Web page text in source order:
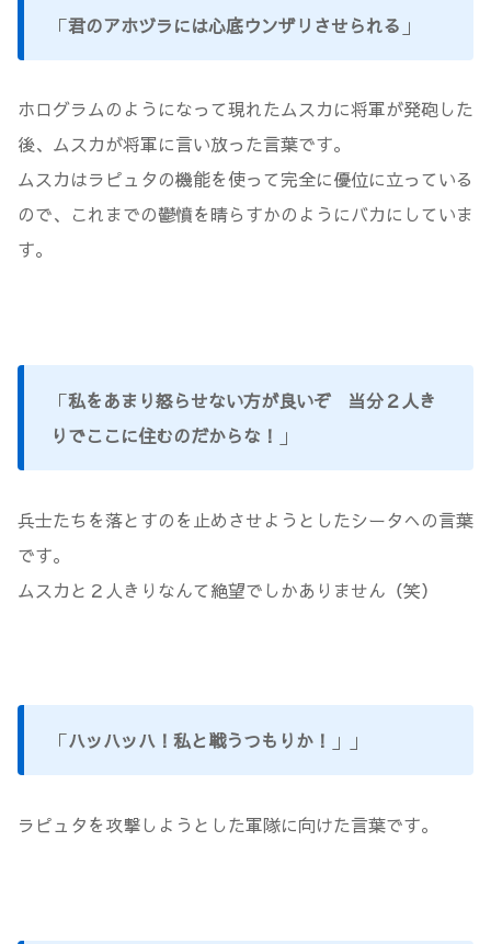
「君のアホヅラには心底ウンザリさせられる 」
ホログラムのようになって現れたムスカに将軍が発砲した
後、ムスカが将軍に言い放った言葉です。
ムスカはラピュタの機能を使って完全に優位に立っている
ので、これまでの鬱憤を晴らすかのようにバカにしていま
す。
「私をあまり怒らせない方が良いぞ 当分２人き
りでここに住むのだからな！ 」
兵士たちを落とすのを止めさせようとしたシータへの言葉
です。
ムスカと２人きりなんて絶望でしかありません（笑）
「ハッハッハ！私と戦うつもりか！ 」」
ラピュタを攻撃しようとした軍隊に向けた言葉です。